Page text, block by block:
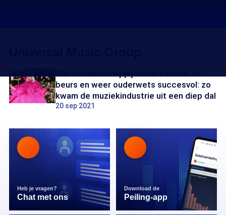
beurs en weer ouderwets succesvol: zo
kwam de muziekindustrie uit een diep dal
20 sep 2021
Heb je vragen?
Chat met ons
Download de
Peiling-app